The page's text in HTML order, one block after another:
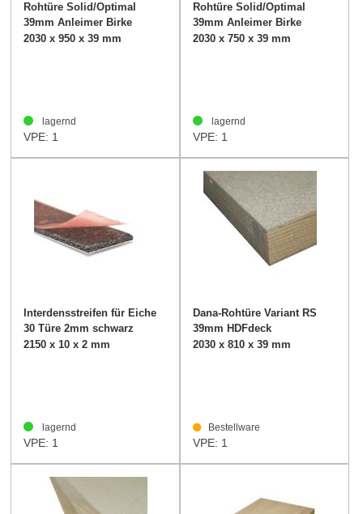
Rohtüre Solid/Optimal
39mm Anleimer Birke
2030 x 950 x 39 mm
lagernd
VPE: 1
Rohtüre Solid/Optimal
39mm Anleimer Birke
2030 x 750 x 39 mm
lagernd
VPE: 1
Interdensstreifen für Eiche
30 Türe 2mm schwarz
2150 x 10 x 2 mm
lagernd
VPE: 1
Dana-Rohtüre Variant RS
39mm HDFdeck
2030 x 810 x 39 mm
Bestellware
VPE: 1